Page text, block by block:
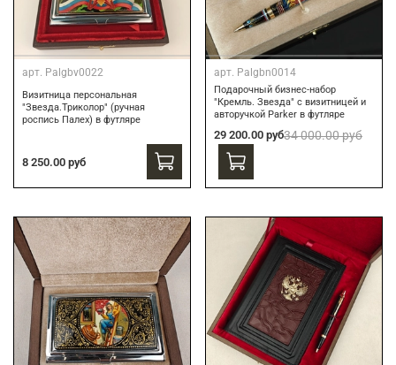
арт. Palgbv0022
Визитница персональная
"Звезда.Триколор" (ручная
роспись Палех) в футляре
8 250.00 руб
арт. Palgbn0014
Подарочный бизнес-набор
"Кремль. Звезда" с визитницей и
авторучкой Parker в футляре
29 200.00 руб34 000.00 руб